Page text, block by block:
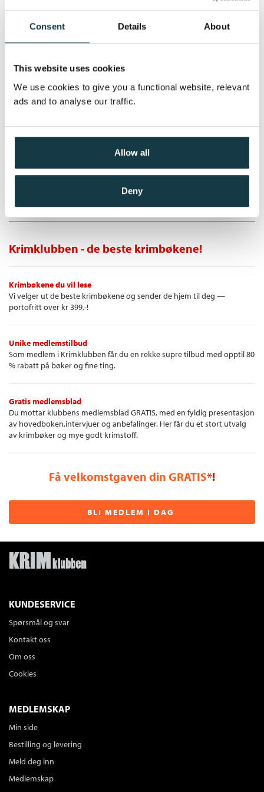
Consent Details About
This website uses cookies
We use cookies to give you a functional website, relevant
ads and to analyse our traffic.
Allow all
Deny
Nedlastbar lydbok
Linwood Barclay
Nedlastbar lydbok
Krimklubben - de beste krimbøkene!
Krimbøkene du vil lese
Vi velger ut de beste krimbøkene og sender de hjem til deg —
portofritt over kr 399,-!
Unike medlemstilbud
Som medlem i Krimklubben får du en rekke supre tilbud med opptil 80
% rabatt på bøker og fine ting.
Gratis medlemsblad
Du mottar klubbens medlemsblad GRATIS, med en fyldig presentasjon
av hovedboken,intervjuer og anbefalinger. Her får du et stort utvalg
av krimbøker og mye godt krimstoff.
Få velkomstgaven din GRATIS*!
BLI MEDLEM I DAG
KUNDESERVICE
Spørsmål og svar
Kontakt oss
Om oss
Cookies
MEDLEMSKAP
Min side
Bestilling og levering
Meld deg inn
Medlemskap